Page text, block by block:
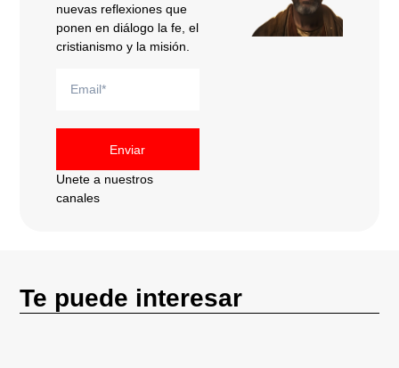
nuevas reflexiones que
ponen en diálogo la fe, el
cristianismo y la misión.
Enviar
Unete a nuestros
canales
Te puede interesar